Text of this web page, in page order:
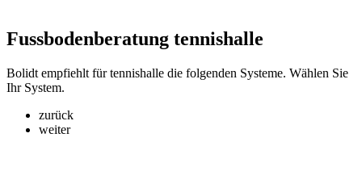
Fussbodenberatung tennishalle
Bolidt empfiehlt für tennishalle die folgenden Systeme. Wählen Sie
Ihr System.
zurück
weiter